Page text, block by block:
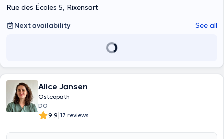
function and rebalance it as a whole. Osteopathy is aimed at all
populations: adults, elderly people, infants, pregnant women and
athletes.
Rue des Écoles 5, Rixensart
Next availability
See all
Alice Jansen
Osteopath
DO
9.9|17 reviews